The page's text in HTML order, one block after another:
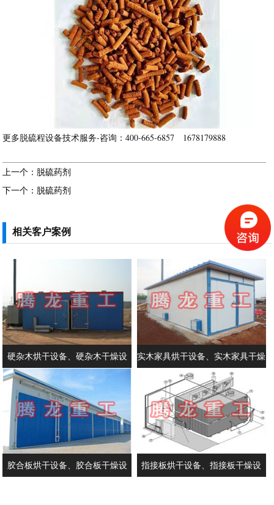
更多脱硫程设备技术服务-咨询：400-665-6857 1678179888
上一个：脱硫药剂
下一个：脱硫药剂
相关客户案例
硬杂木烘干设备、硬杂木干燥设
备、圆木干燥设备、圆木烘干设
备、木板干燥机、木板烘干窑
实木家具烘干设备、实木家具干燥
设备、实木门干燥机、木材干燥设
备价格、木材烘干设备生产厂家
胶合板烘干设备、胶合板干燥设
指接板烘干设备、指接板干燥设